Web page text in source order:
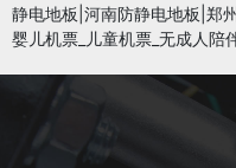
静电地板|河南防静电地板|郑
婴儿机票_儿童机票_无成人陪